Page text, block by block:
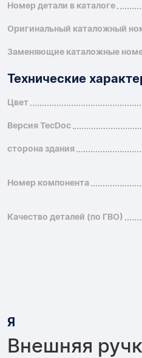
Номер детали в каталоге
Оригинальный каталожный
Заменяющие каталожные
Технические
Цвет
Версия TecDoc
сторона здания
Номер компонента
Качество деталей (по ГВО)
Я
Внешняя